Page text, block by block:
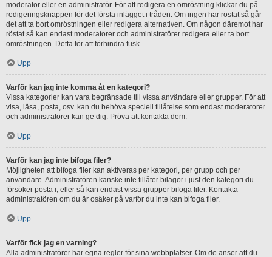
moderator eller en administratör. För att redigera en omröstning klickar du på
redigeringsknappen för det första inlägget i tråden. Om ingen har röstat så går
det att ta bort omröstningen eller redigera alternativen. Om någon däremot har
röstat så kan endast moderatorer och administratörer redigera eller ta bort
omröstningen. Detta för att förhindra fusk.
Upp
Varför kan jag inte komma åt en kategori?
Vissa kategorier kan vara begränsade till vissa användare eller grupper. För att
visa, läsa, posta, osv. kan du behöva speciell tillåtelse som endast moderatorer
och administratörer kan ge dig. Pröva att kontakta dem.
Upp
Varför kan jag inte bifoga filer?
Möjligheten att bifoga filer kan aktiveras per kategori, per grupp och per
användare. Administratören kanske inte tillåter bilagor i just den kategori du
försöker posta i, eller så kan endast vissa grupper bifoga filer. Kontakta
administratören om du är osäker på varför du inte kan bifoga filer.
Upp
Varför fick jag en varning?
Alla administratörer har egna regler för sina webbplatser. Om de anser att du